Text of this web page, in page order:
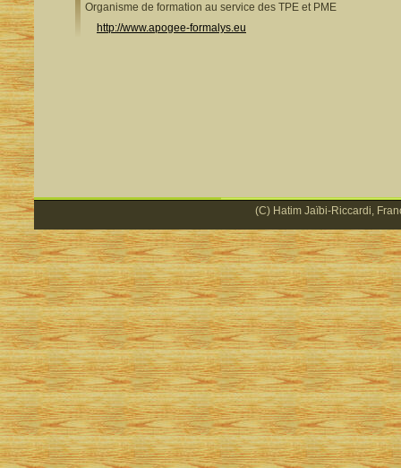
Organisme de formation au service des TPE et PME
http://www.apogee-formalys.eu
(C) Hatim Jaïbi-Riccardi,